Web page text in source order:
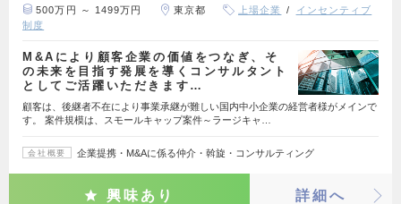
500万円 ～ 1499万円 東京都 上場企業
インセンティブ
制度
M&Aにより顧客企業の価値をつなぎ、そ
の未来を目指す発展を導くコンサルタント
としてご活躍いただきます…
顧客は、後継者不在により事業承継が難しい国内中小企業の経営者様がメインで
す。 案件規模は、スモールキャップ案件～ラージキャ…
会社概要 企業提携・M&Aに係る仲介・斡旋・コンサルティング
興味あり 詳細へ